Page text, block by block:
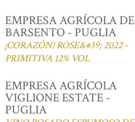
EMPRESA AGRÍCOLA DE
BARSENTO - PUGLIA
¡CORAZÓN! ROSE&#39; 2022 -
PRIMITIVA 12% VOL
EMPRESA AGRÍCOLA
VIGLIONE ESTATE -
PUGLIA